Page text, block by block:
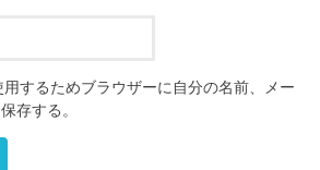
するためブラウザーに自分の名前、メー
存する。